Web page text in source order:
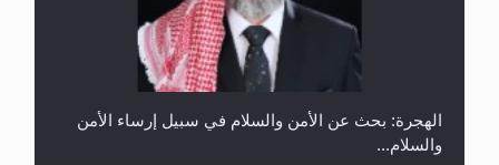
إتمام حفظ القرآن الكريم لثلاثة طلاب من مدرسة الحفظ
الهجرة: بحث عن الأمن والسلام في سبيل إرساء الأمن
والسلام...